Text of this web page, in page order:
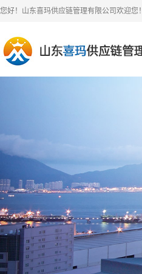
您好！山东喜玛供应链管理有限公司欢迎您！